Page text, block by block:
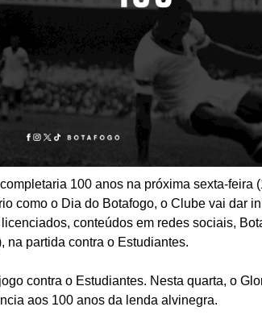
100 anos na próxima sexta-feira
como o Dia do Botafogo, o Clube vai dar
conteúdos em redes sociais,
na partida contra o Estudiantes.
contra o Estudiantes. Nesta quarta, o
aos 100 anos da lenda alvinegra.